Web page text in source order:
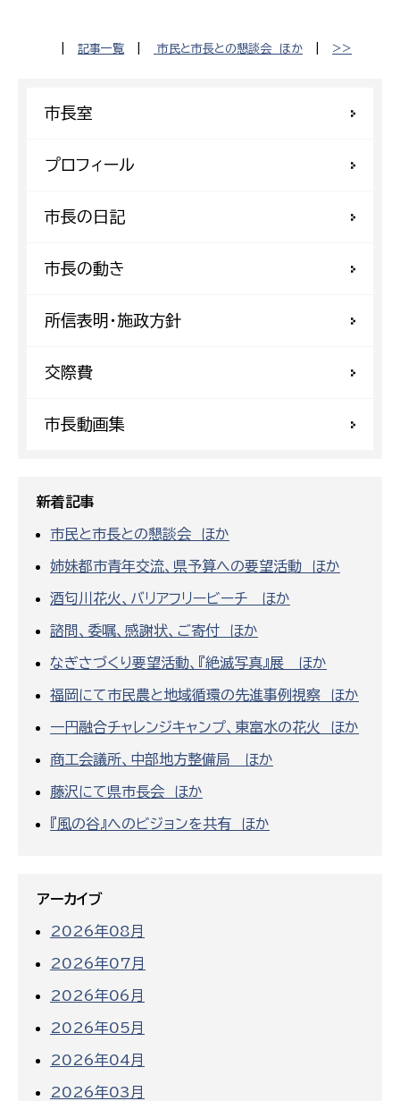
記事一覧 市民と市長との懇談会 ほか >>
市長室
プロフィール
市長の日記
市長の動き
所信表明・施政方針
交際費
市長動画集
新着記事
市民と市長との懇談会 ほか
姉妹都市青年交流、県予算への要望活動 ほか
酒匂川花火、バリアフリービーチ ほか
諮問、委嘱、感謝状、ご寄付 ほか
なぎさづくり要望活動、『絶滅写真』展 ほか
福岡にて市民農と地域循環の先進事例視察 ほか
一円融合チャレンジキャンプ、東富水の花火 ほか
商工会議所、中部地方整備局 ほか
藤沢にて県市長会 ほか
『風の谷』へのビジョンを共有 ほか
アーカイブ
2026年08月
2026年07月
2026年06月
2026年05月
2026年04月
2026年03月